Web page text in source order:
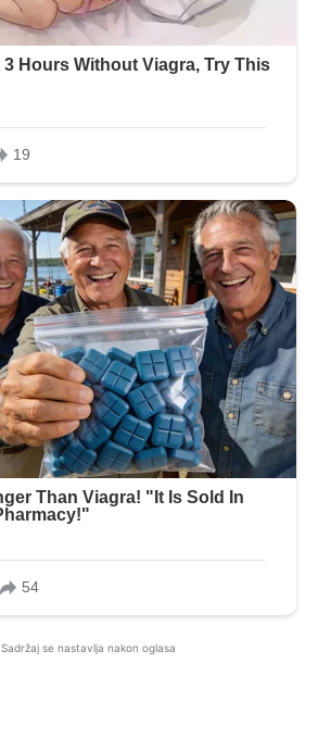
Sadržaj se nastavlja nakon oglasa